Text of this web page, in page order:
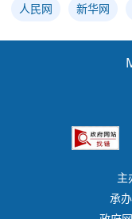
人民网 新华网
主
承